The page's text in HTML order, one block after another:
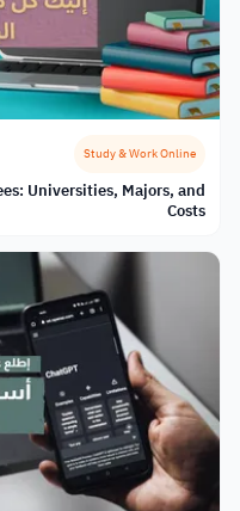
Study & Work Online
Universities, Majors, and
Costs